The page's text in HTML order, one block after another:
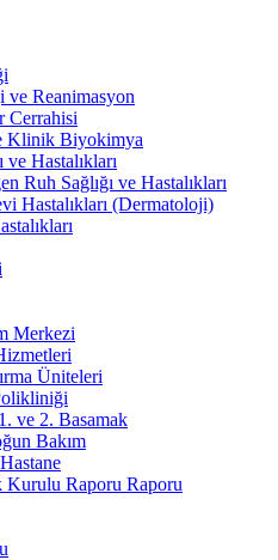
ve Reanimasyon
Cerrahisi
Klinik Biyokimya
ve Hastalıkları
Ruh Sağlığı ve Hastalıkları
Hastalıkları (Dermatoloji)
Merkezi
Üniteleri
ve 2. Basamak
Bakım
Kurulu Raporu Raporu